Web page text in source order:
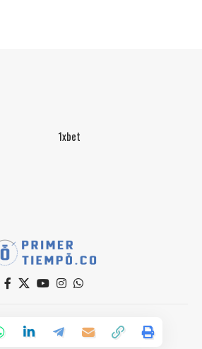
1xbet
by Primer Tiempo Deportes SAS